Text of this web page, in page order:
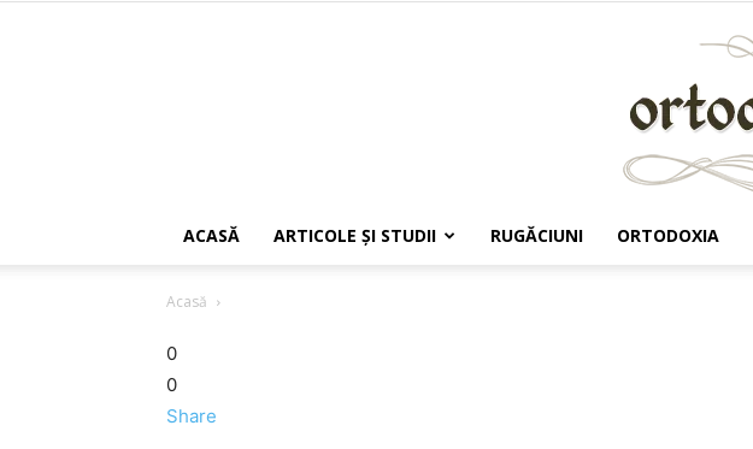
ACASĂ ARTICOLE ŞI STUDII RUGĂCIUNI ORTODOXIA
Acasă
0
0
Share